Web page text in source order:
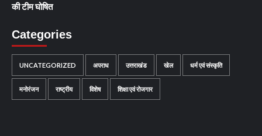
की टीम घोषित
Categories
UNCATEGORIZED अपराध उत्तराखंड खेल धर्म एवं संस्कृति
मनोरंजन राष्ट्रीय विशेष शिक्षा एवं रोजगार